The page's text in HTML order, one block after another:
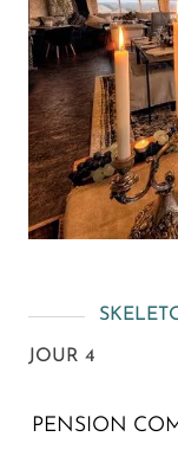
JOUR 4
PENSION